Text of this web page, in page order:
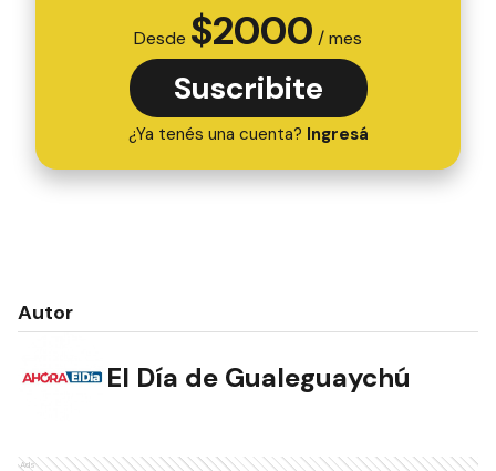
Desde $2000 / mes
Suscribite
¿Ya tenés una cuenta? Ingresá
Autor
El Día de Gualeguaychú
Ads